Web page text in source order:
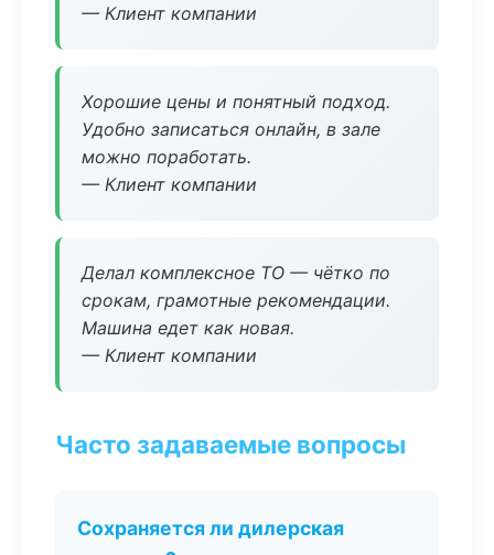
— Клиент компании
Хорошие цены и понятный подход.
Удобно записаться онлайн, в зале
можно поработать.
— Клиент компании
Делал комплексное ТО — чётко по
срокам, грамотные рекомендации.
Машина едет как новая.
— Клиент компании
Часто задаваемые вопросы
Сохраняется ли дилерская